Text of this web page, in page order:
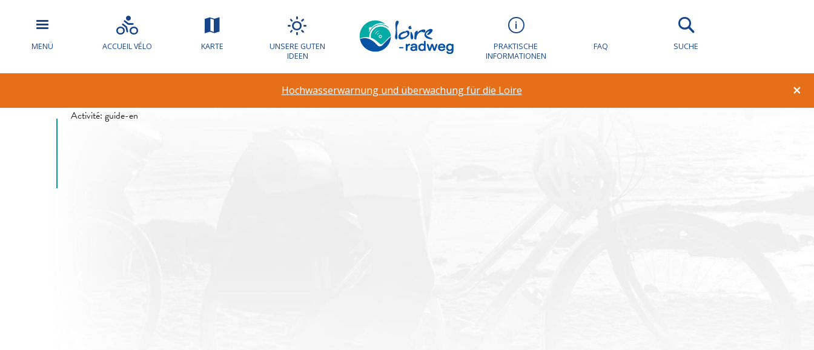
MENÜ ACCUEIL VÉLO KARTE
UNSERE GUTEN
IDEEN
PRAKTISCHE
INFORMATIONEN
FAQ SUCHE
×
Hochwasserwarnung und überwachung für die Loire
Hochwasserwarnung und überwachung für
Activité: guide-en